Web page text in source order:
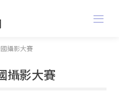
攝影大賽
攝影大賽